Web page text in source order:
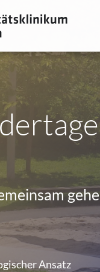
main
Ansatz
main